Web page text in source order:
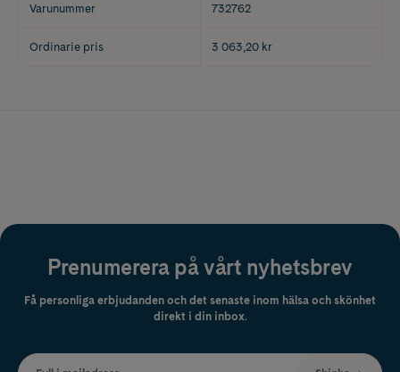
Varunummer 732762
Ordinarie pris 3 063,20 kr
Prenumerera på vårt nyhetsbrev
Få personliga erbjudanden och det senaste inom hälsa och skönhet
direkt i din inbox.